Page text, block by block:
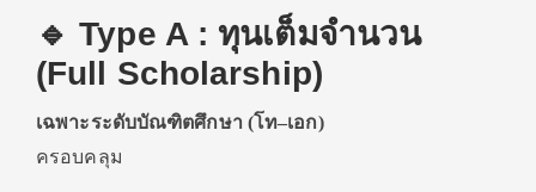
🔹 Type A : ทุนเต็มจำนวน
(Full Scholarship)
เฉพาะระดับบัณฑิตศึกษา (โท–เอก)
ครอบคลุม